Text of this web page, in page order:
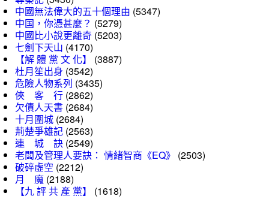
中國無法偉大的五十個理由 (5347)
中国，你憑甚麼？ (5279)
中國比小說更離奇 (5203)
七劍下天山 (4170)
【解 體 黨 文 化】
(3887)
杜月笙出身 (3542)
危險人物系列 (3435)
俠 客 行 (2862)
欠債人天書 (2684)
十月圍城 (2684)
荊楚爭雄記 (2563)
連 城 訣 (2549)
老闆及管理人要訣： 情緒智商《EQ》 (2503)
破碎虛空 (2212)
月 魔 (2188)
【九 評 共 產 黨】
(1618)